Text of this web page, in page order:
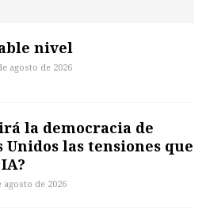
nivel
agosto de 2026
la democracia de
Unidos las tensiones que
agosto de 2026